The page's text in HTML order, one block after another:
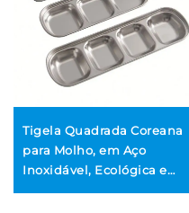
Tigela Quadrada Coreana
para Molho, em Aço
Inoxidável, Ecológica e